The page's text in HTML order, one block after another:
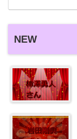
NEW